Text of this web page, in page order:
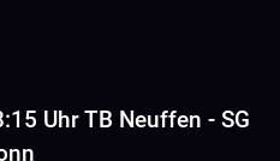
Uhr TB Neuffen - SG